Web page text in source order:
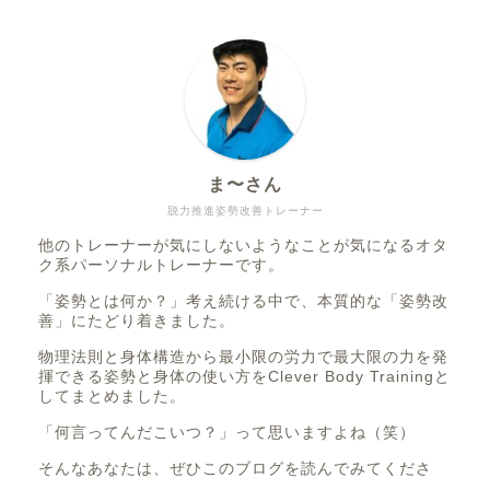
脱力推進姿勢改善トレーナー
ま〜さん
他のトレーナーが気にしないようなことが気になるオタ
ク系パーソナルトレーナーです。
「姿勢とは何か？」考え続ける中で、本質的な「姿勢改
善」にたどり着きました。
物理法則と身体構造から最小限の労力で最大限の力を発
揮できる姿勢と身体の使い方をClever Body Trainingと
してまとめました。
「何言ってんだこいつ？」って思いますよね（笑）
そんなあなたは、ぜひこのブログを読んでみてくださ